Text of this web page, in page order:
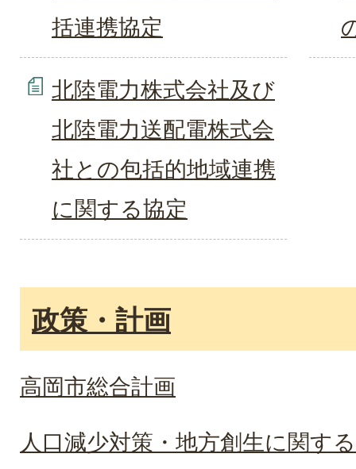
括連携協定
北陸電力株式会社及び
北陸電力送配電株式会
社との包括的地域連携
に関する協定
政策・計画
高岡市総合計画
人口減少対策・地方創生に関す